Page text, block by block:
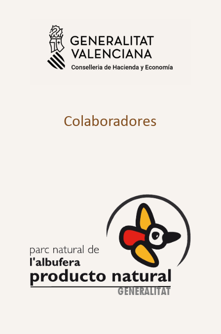
Colaboradores